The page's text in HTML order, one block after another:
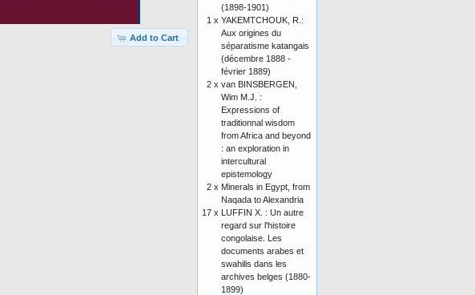
Add to Cart
(1898-1901)
1 x YAKEMTCHOUK, R.:
Aux origines du
séparatisme katangais
(décembre 1888 -
février 1889)
2 x van BINSBERGEN,
Wim M.J. :
Expressions of
traditionnal wisdom
from Africa and beyond
: an exploration in
intercultural
epistemology
2 x Minerals in Egypt, from
Naqada to Alexandria
17 x LUFFIN X. : Un autre
regard sur l'histoire
congolaise. Les
documents arabes et
swahilis dans les
archives belges (1880-
1899)